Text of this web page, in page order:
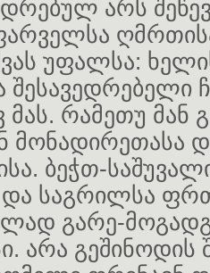
არს
უფალსა:
შესავედრებელი
მას. რამეთუ მან
მონადირეთასა
ბეჭთ-
და საგრილსა
გარე-
არა გეშინოდის